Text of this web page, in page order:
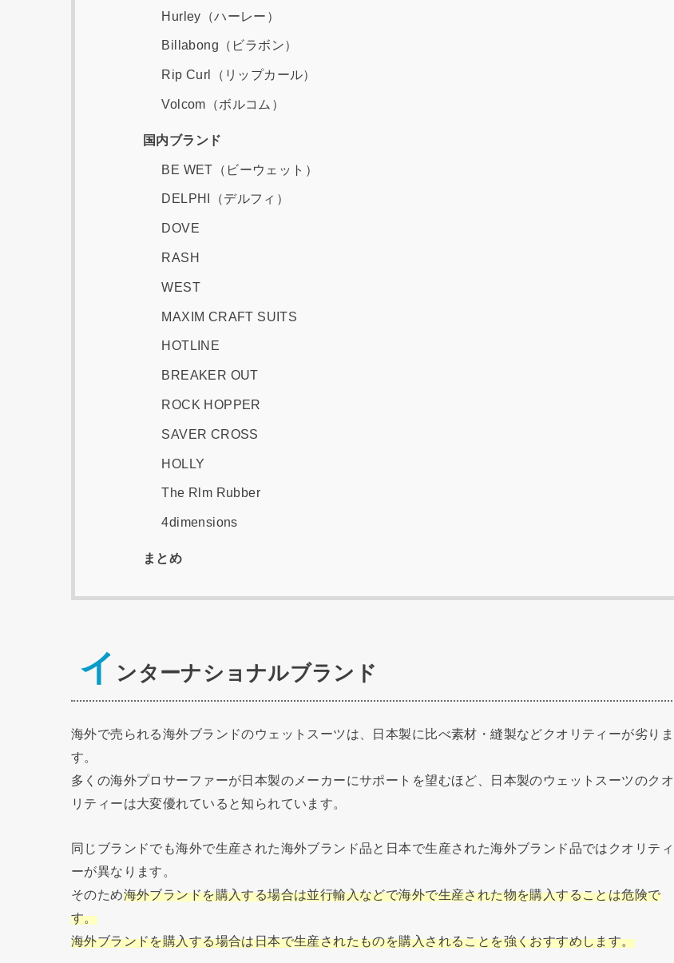
Hurley（ハーレー）
Billabong（ビラボン）
Rip Curl（リップカール）
Volcom（ボルコム）
国内ブランド
BE WET（ビーウェット）
DELPHI（デルフィ）
DOVE
RASH
WEST
MAXIM CRAFT SUITS
HOTLINE
BREAKER OUT
ROCK HOPPER
SAVER CROSS
HOLLY
The Rlm Rubber
4dimensions
まとめ
イ ンターナショナルブランド
海外で売られる海外ブランドのウェットスーツは、日本製に比べ素材・縫製などクオリティーが劣りま
す。
多くの海外プロサーファーが日本製のメーカーにサポートを望むほど、日本製のウェットスーツのクオ
リティーは大変優れていると知られています。
同じブランドでも海外で生産された海外ブランド品と日本で生産された海外ブランド品ではクオリティ
ーが異なります。
そのため海外ブランドを購入する場合は並行輸入などで海外で生産された物を購入することは危険で
す。
海外ブランドを購入する場合は日本で生産されたものを購入されることを強くおすすめします。